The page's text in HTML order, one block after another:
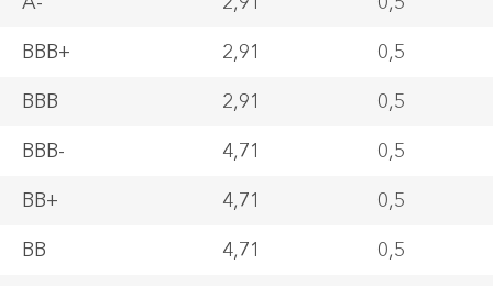
BBB+ 2,91 0,5
BBB 2,91 0,5
BBB- 4,71 0,5
BB+ 4,71 0,5
BB 4,71 0,5